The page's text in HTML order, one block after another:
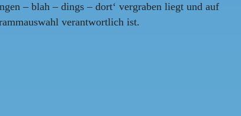
– blah – dings – dort‘ vergraben liegt und auf
verantwortlich ist.